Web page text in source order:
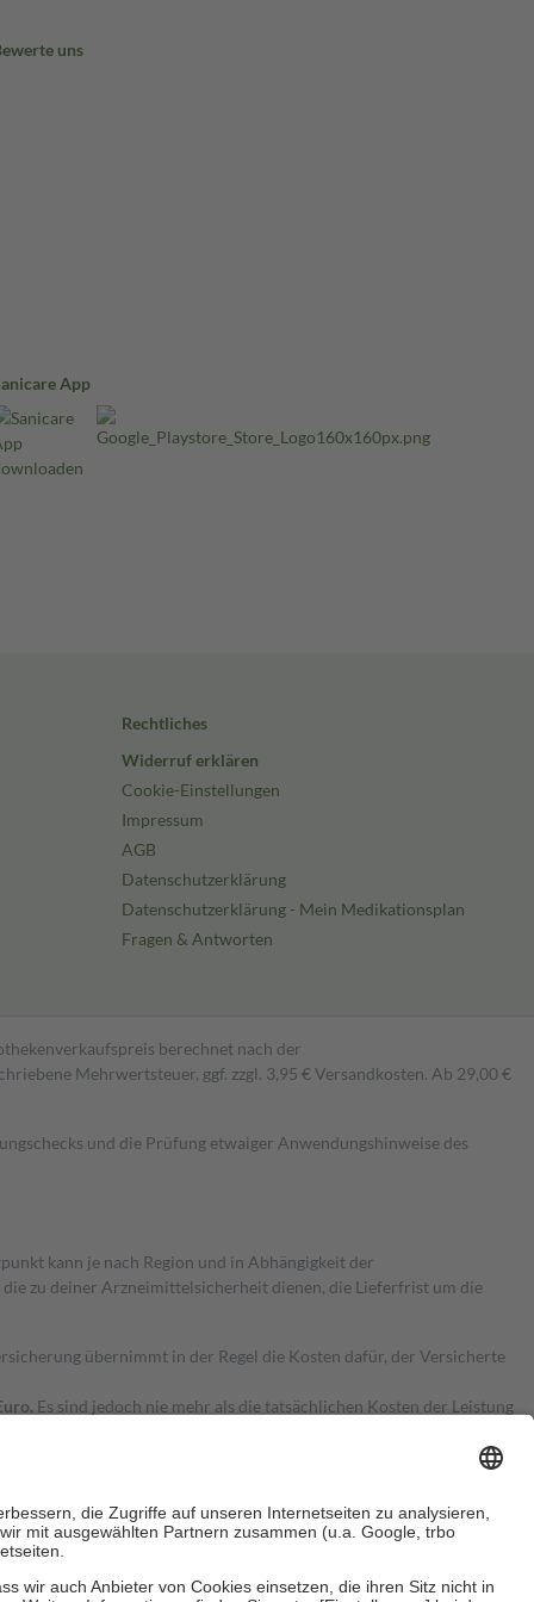
uns
App
Rechtliches
Widerruf erklären
Cookie-Einstellungen
Impressum
AGB
Datenschutzerklärung
Datenschutzerklärung - Mein Medikationsplan
Fragen & Antworten
berechnet nach der
Mehrwertsteuer, ggf. zzgl. 3,95 € Versandkosten. Ab 29,00 €
und die Prüfung etwaiger Anwendungshinweise des
kann je nach Region und in Abhängigkeit der
zu deiner Arzneimittelsicherheit dienen, die Lieferfrist um die
übernimmt in der Regel die Kosten dafür, der Versicherte
Es sind jedoch nie mehr als die tatsächlichen Kosten der Leistung
Zuzahlungen an bei: